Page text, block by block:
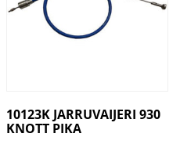
10123K JARRUVAIJERI 930
KNOTT PIKA